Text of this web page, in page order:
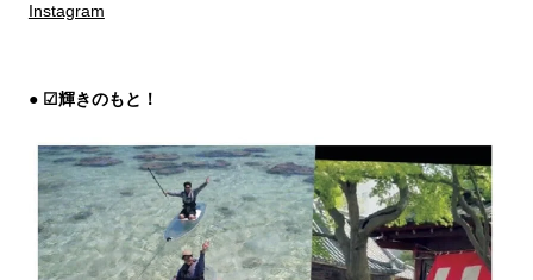
Instagram
☑輝きのもと！